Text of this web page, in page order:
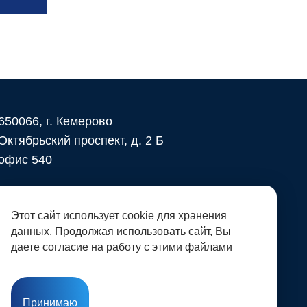
г. Кемерово
проспект, д. 2 Б
540
Этот сайт использует cookie для хранения
данных. Продолжая использовать сайт, Вы
даете согласие на работу с этими файлами
Принимаю